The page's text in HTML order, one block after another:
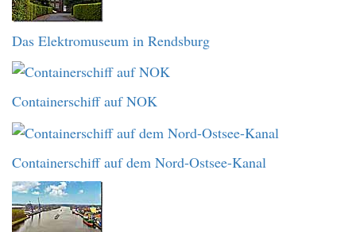
Das Elektromuseum in Rendsburg
Containerschiff auf NOK
Containerschiff auf dem Nord-Ostsee-Kanal